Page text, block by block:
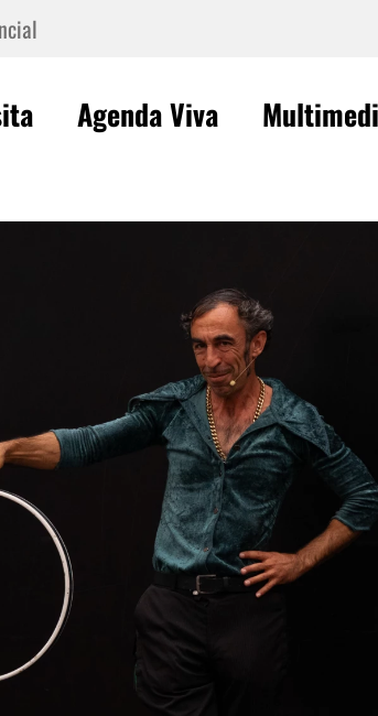
Agenda Viva